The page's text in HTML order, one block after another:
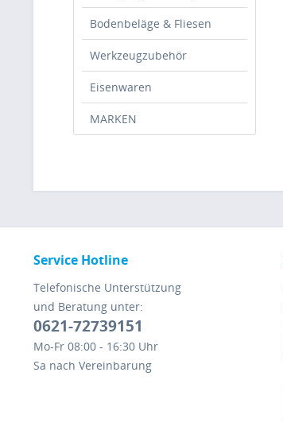
Bodenbeläge & Fliesen
Werkzeugzubehör
Eisenwaren
MARKEN
Service Hotline
Telefonische Unterstützung
und Beratung unter:
0621-72739151
Mo-Fr 08:00 - 16:30 Uhr
Sa nach Vereinbarung